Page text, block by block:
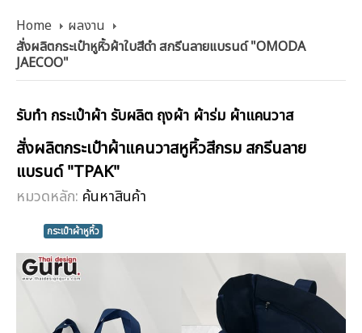
Home
ผลงาน
สั่งผลิตกระเป๋าหูหิ้วผ้าใบสีดำ สกรีนลายแบรนด์ "OMODA
JAECOO"
รับทำ กระเป๋าผ้า รับผลิต ถุงผ้า ผ้าร่ม ผ้าแคนวาส
สั่งผลิตกระเป๋าผ้าแคนวาสหูหิ้วสีกรม สกรีนลาย
แบรนด์ "TPAK"
หมวดหลัก: ค้นหาสินค้า
กระเป๋าผ้าหูหิ้ว